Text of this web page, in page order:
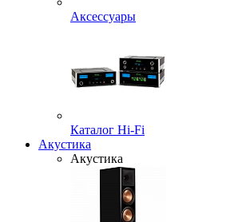
Аксессуары
Каталог Hi-Fi
Акустика
Акустика